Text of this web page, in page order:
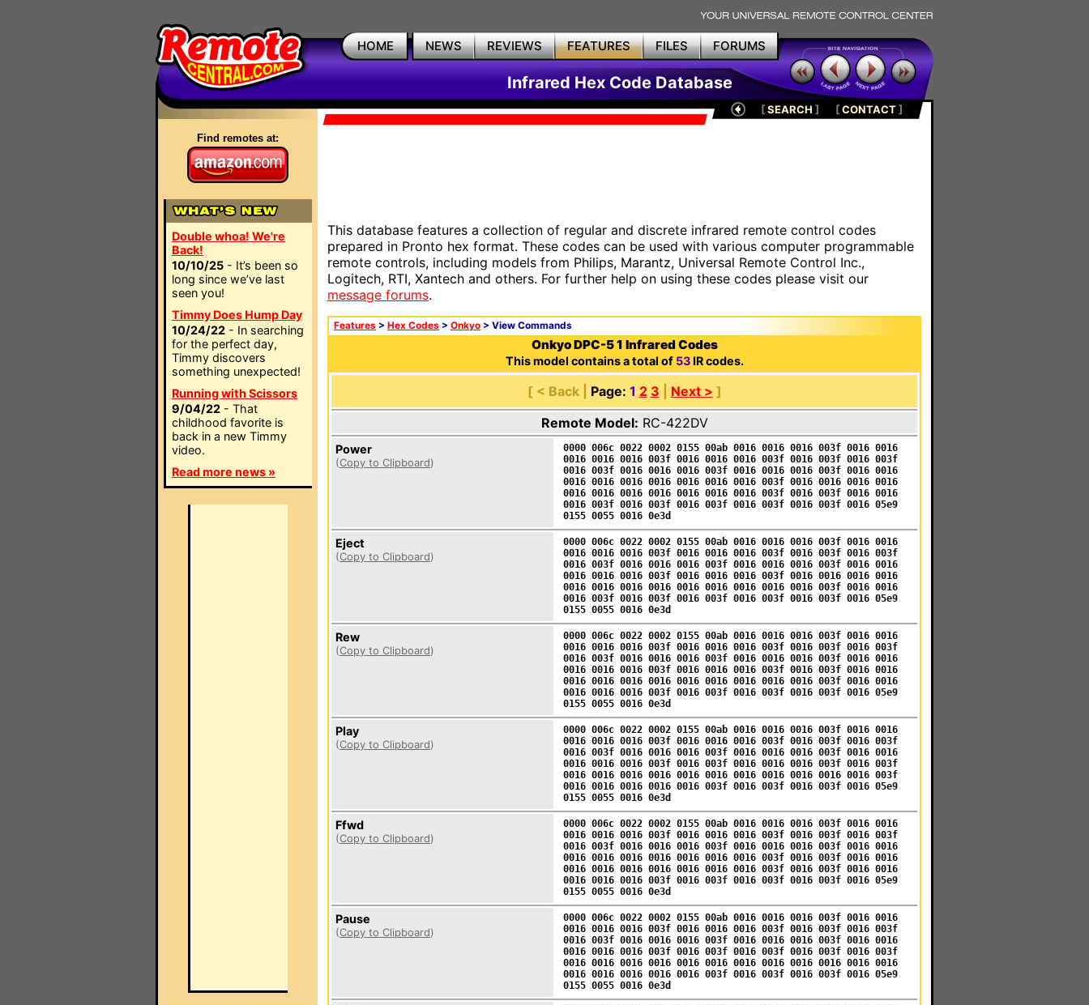
HOME NEWS REVIEWS FEATURES FILES FORUMS
Infrared Hex Code Database
Find remotes at:
Double whoa! We're
Back!
10/10/25 - It’s been so
long since we’ve last
seen you!
Timmy Does Hump Day
10/24/22 - In searching
for the perfect day,
Timmy discovers
something unexpected!
Running with Scissors
9/04/22 - That
childhood favorite is
back in a new Timmy
video.
Read more news »
[SEARCH ] [CONTACT]
This database features a collection of regular and discrete infrared remote control codes
prepared in Pronto hex format. These codes can be used with various computer programmable
remote controls, including models from Philips, Marantz, Universal Remote Control Inc.,
Logitech, RTI, Xantech and others. For further help on using these codes please visit our
message forums.
Features > Hex Codes > Onkyo > View Commands
Onkyo DPC-5 1 Infrared Codes
This model contains a total of 53IR codes.
[ < Back | Page: 1 2 3 Next > ]
Remote Model: RC-422DV
Power
(Copy to Clipboard)
0000 006c 0022 0002 0155 00ab 0016 0016 0016 003f 0016 0016
0016 0016 0016 003f 0016 0016 0016 003f 0016 003f 0016 003f
0016 003f 0016 0016 0016 003f 0016 0016 0016 003f 0016 0016
0016 0016 0016 0016 0016 0016 0016 003f 0016 0016 0016 0016
0016 0016 0016 0016 0016 0016 0016 003f 0016 003f 0016 0016
0016 003f 0016 003f 0016 003f 0016 003f 0016 003f 0016 05e9
0155 0055 0016 0e3d
Eject
(Copy to Clipboard)
0000 006c 0022 0002 0155 00ab 0016 0016 0016 003f 0016 0016
0016 0016 0016 003f 0016 0016 0016 003f 0016 003f 0016 003f
0016 003f 0016 0016 0016 003f 0016 0016 0016 003f 0016 0016
0016 0016 0016 003f 0016 0016 0016 003f 0016 0016 0016 0016
0016 0016 0016 0016 0016 0016 0016 0016 0016 003f 0016 0016
0016 003f 0016 003f 0016 003f 0016 003f 0016 003f 0016 05e9
0155 0055 0016 0e3d
Rew
(Copy to Clipboard)
0000 006c 0022 0002 0155 00ab 0016 0016 0016 003f 0016 0016
0016 0016 0016 003f 0016 0016 0016 003f 0016 003f 0016 003f
0016 003f 0016 0016 0016 003f 0016 0016 0016 003f 0016 0016
0016 0016 0016 003f 0016 0016 0016 003f 0016 003f 0016 0016
0016 0016 0016 0016 0016 0016 0016 0016 0016 003f 0016 0016
0016 0016 0016 003f 0016 003f 0016 003f 0016 003f 0016 05e9
0155 0055 0016 0e3d
Play
(Copy to Clipboard)
0000 006c 0022 0002 0155 00ab 0016 0016 0016 003f 0016 0016
0016 0016 0016 003f 0016 0016 0016 003f 0016 003f 0016 003f
0016 003f 0016 0016 0016 003f 0016 0016 0016 003f 0016 0016
0016 0016 0016 003f 0016 003f 0016 0016 0016 003f 0016 003f
0016 0016 0016 0016 0016 0016 0016 0016 0016 0016 0016 003f
0016 0016 0016 0016 0016 003f 0016 003f 0016 003f 0016 05e9
0155 0055 0016 0e3d
Ffwd
(Copy to Clipboard)
0000 006c 0022 0002 0155 00ab 0016 0016 0016 003f 0016 0016
0016 0016 0016 003f 0016 0016 0016 003f 0016 003f 0016 003f
0016 003f 0016 0016 0016 003f 0016 0016 0016 003f 0016 0016
0016 0016 0016 0016 0016 0016 0016 003f 0016 003f 0016 0016
0016 0016 0016 0016 0016 0016 0016 003f 0016 003f 0016 0016
0016 0016 0016 003f 0016 003f 0016 003f 0016 003f 0016 05e9
0155 0055 0016 0e3d
Pause
(Copy to Clipboard)
0000 006c 0022 0002 0155 00ab 0016 0016 0016 003f 0016 0016
0016 0016 0016 003f 0016 0016 0016 003f 0016 003f 0016 003f
0016 003f 0016 0016 0016 003f 0016 0016 0016 003f 0016 0016
0016 0016 0016 003f 0016 003f 0016 003f 0016 003f 0016 003f
0016 0016 0016 0016 0016 0016 0016 0016 0016 0016 0016 0016
0016 0016 0016 0016 0016 003f 0016 003f 0016 003f 0016 05e9
0155 0055 0016 0e3d